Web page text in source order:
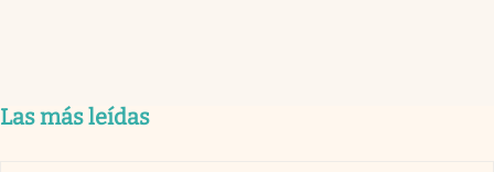
Las más leídas